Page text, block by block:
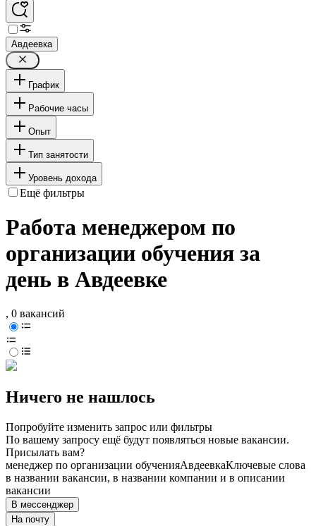
Авдеевка
График
Рабочие часы
Опыт
Тип занятости
Уровень дохода
Ещё фильтры
Работа менеджером по
организации обучения за
день в Авдеевке
, 0 вакансий
Ничего не нашлось
Попробуйте изменить запрос или фильтры
По вашему запросу ещё будут появляться новые вакансии.
Присылать вам?
менеджер по организации обученияАвдеевкаКлючевые слова
в названии вакансии, в названии компании и в описании
вакансии
В мессенджер
На почту